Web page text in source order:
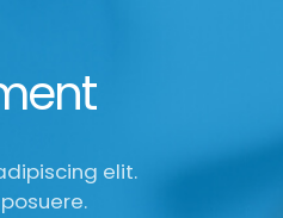
elit.